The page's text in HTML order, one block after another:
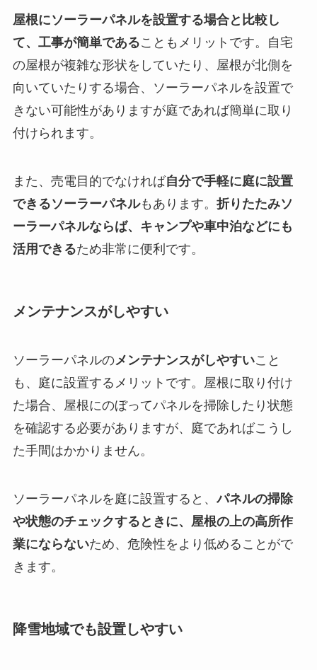
屋根にソーラーパネルを設置する場合と比較し
て、 工事が簡単であることもメリットです。自宅
の屋根が複雑な形状をしていたり、屋根が北側を
向いていたりする場合、ソーラーパネルを設置で
きない可能性がありますが庭であれば簡単に取り
付けられます。
また、売電目的でなければ自分で手軽に庭に設置
できるソーラーパネルもあります。 折りたたみソ
ーラーパネルならば、 キャンプや車中泊などにも
活用できるため非常に便利です。
メンテナンスがしやすい
ソーラーパネルのメンテナンスがしやすいこと
も、庭に設置するメリットです。屋根に取り付け
た場合、屋根にのぼってパネルを掃除したり状態
を確認する必要がありますが、庭であればこうし
た手間はかかりません。
ソーラーパネルを庭に設置すると、パネルの掃除
や状態のチェックするときに、屋根の上の高所作
業にならないため、危険性をより低めることがで
きます。
降雪地域でも設置しやすい